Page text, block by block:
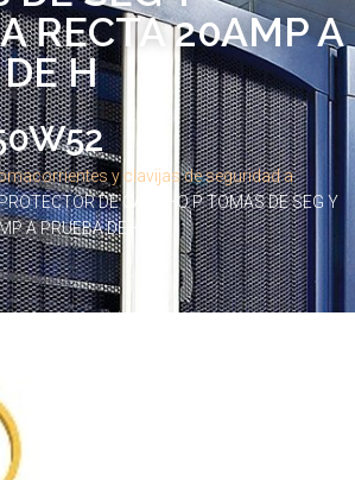
RECTA 20AMP A
H
y clavijas de seguridad a
DE CAUCHO P TOMAS DE SEG Y
A PRUEBA DE H